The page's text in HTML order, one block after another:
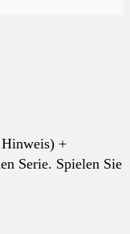
+
Serie. Spielen Sie